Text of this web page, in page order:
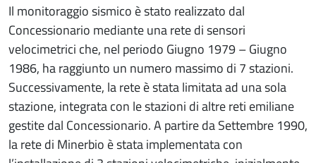
Il monitoraggio sismico è stato realizzato dal
Concessionario mediante una rete di sensori
velocimetrici che, nel periodo Giugno 1979 – Giugno
1986, ha raggiunto un numero massimo di 7 stazioni.
Successivamente, la rete è stata limitata ad una sola
stazione, integrata con le stazioni di altre reti emiliane
gestite dal Concessionario. A partire da Settembre 1990,
la rete di Minerbio è stata implementata con